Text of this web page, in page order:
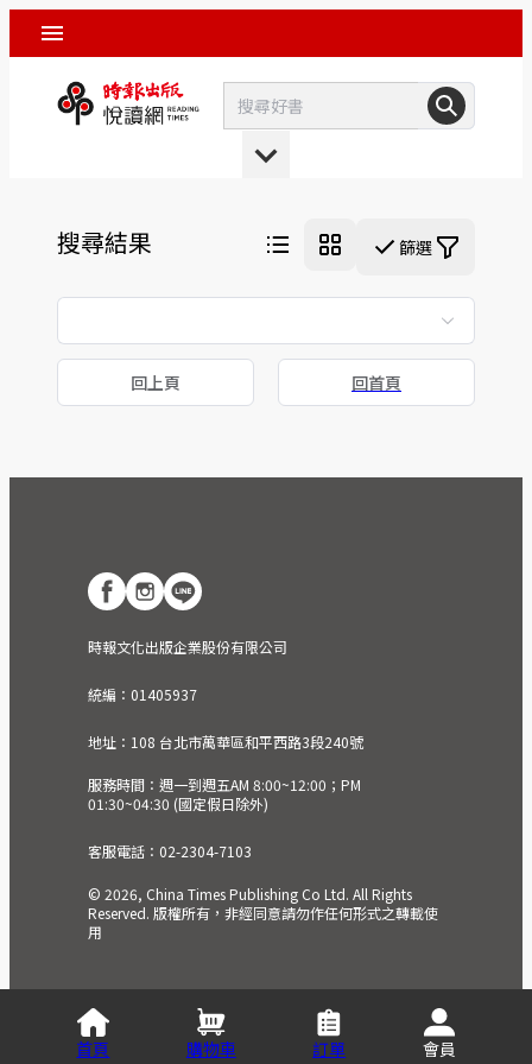
搜尋結果 篩選
回上頁 回首頁
時報文化出版企業股份有限公司
統編：01405937
地址：108 台北市萬華區和平西路3段240號
服務時間：週一到週五AM 8:00~12:00；PM
01:30~04:30 (國定假日除外)
客服電話：02-2304-7103
© 2026, China Times Publishing Co Ltd. All Rights
Reserved. 版權所有，非經同意請勿作任何形式之轉載使
用
首頁 購物車 訂單 會員